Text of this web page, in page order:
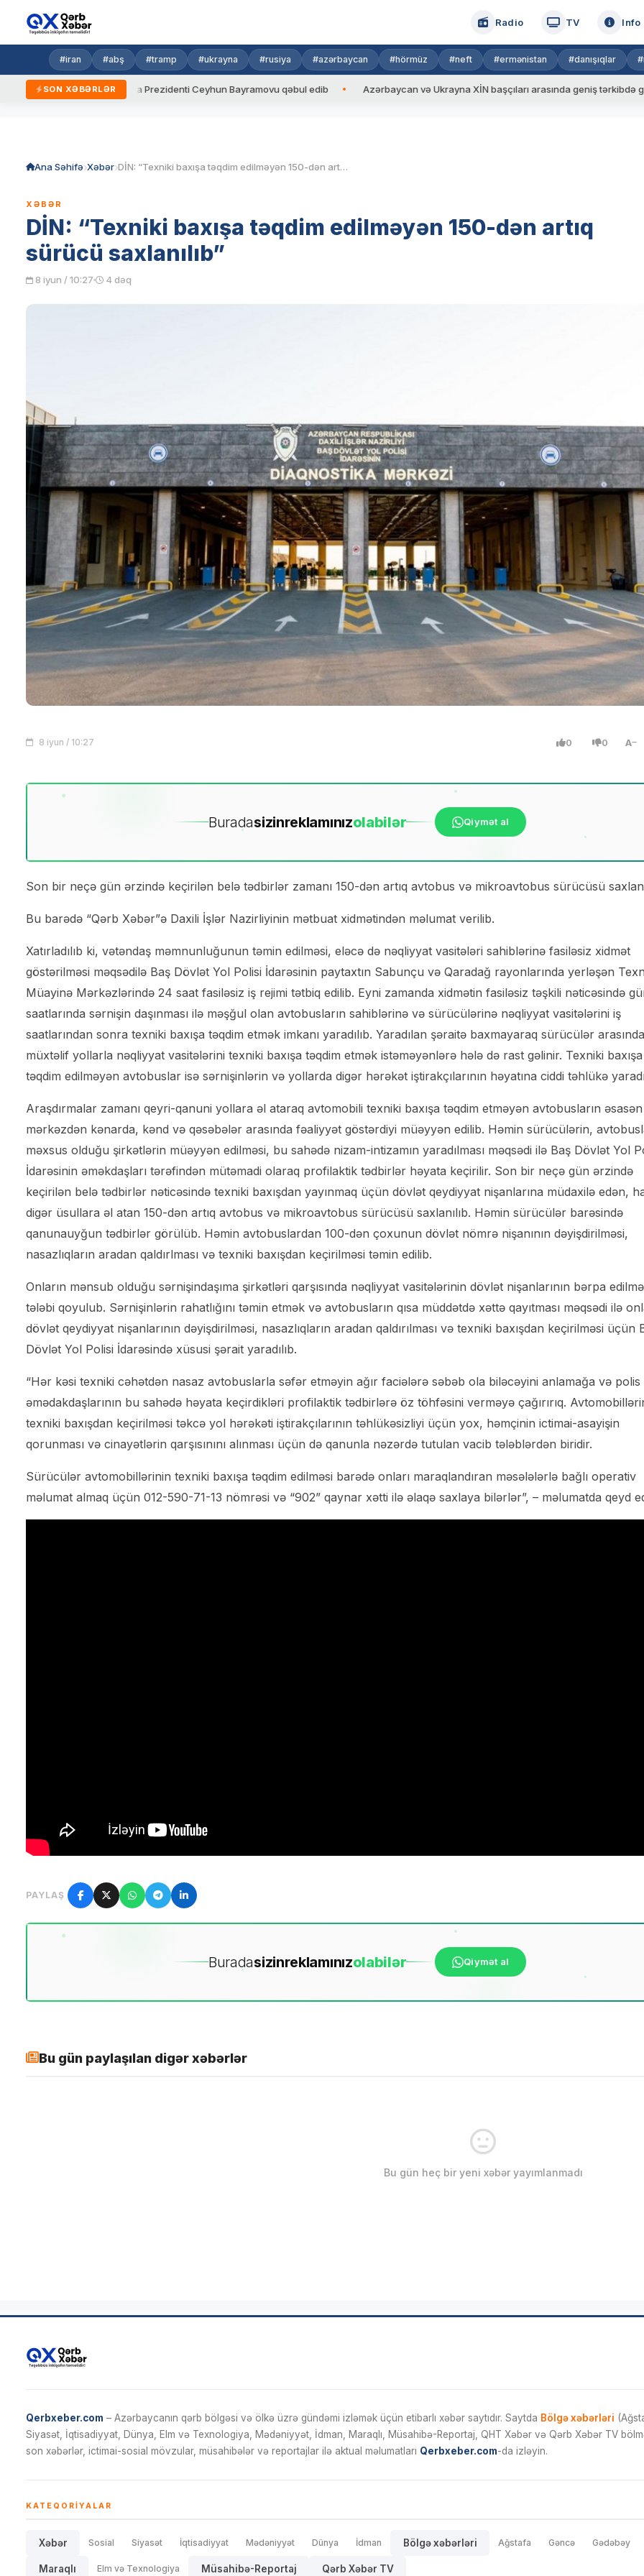
Radio TV Info
#iran #abş #tramp #ukrayna #rusiya #azərbaycan #hörmüz #neft #ermənistan #danışıqlar
SON XƏBƏRLƏR
Ukrayna Prezidenti Ceyhun Bayramovu qəbul edib Azərbaycan və Ukrayna XİN başçıları arasında geniş tərkibdə görüş
Ana Səhifə Xəbər DİN: “Texniki baxışa təqdim edilməyən 150-dən artıq sürücü saxlanılıb”
XƏBƏR
DİN: “Texniki baxışa təqdim edilməyən 150-dən artıq
sürücü saxlanılıb”
8 iyun / 10:27 4 dəq
8 iyun / 10:27 0 0 A
Buradasizinreklamınızolabilər Qiymət al
Son bir neçə gün ərzində keçirilən belə tədbirlər zamanı 150-dən artıq avtobus və mikroavtobus sürücüsü
Bu barədə “Qərb Xəbər”ə Daxili İşlər Nazirliyinin mətbuat xidmətindən məlumat verilib.
Xatırladılıb ki, vətəndaş məmnunluğunun təmin edilməsi, eləcə də nəqliyyat vasitələri sahiblərinə fasiləsiz xidmət
göstərilməsi məqsədilə Baş Dövlət Yol Polisi İdarəsinin paytaxtın Sabunçu və Qaradağ rayonlarında yerləşən
Müayinə Mərkəzlərində 24 saat fasiləsiz iş rejimi tətbiq edilib. Eyni zamanda xidmətin fasiləsiz təşkili nəticəsində
saatlarında sərnişin daşınması ilə məşğul olan avtobusların sahiblərinə və sürücülərinə nəqliyyat vasitələrini iş
saatlarından sonra texniki baxışa təqdim etmək imkanı yaradılıb. Yaradılan şəraitə baxmayaraq sürücülər arasında
müxtəlif yollarla nəqliyyat vasitələrini texniki baxışa təqdim etmək istəməyənlərə hələ də rast gəlinir. Texniki baxışa
təqdim edilməyən avtobuslar isə sərnişinlərin və yollarda digər hərəkət iştirakçılarının həyatına ciddi təhlükə
Araşdırmalar zamanı qeyri-qanuni yollara əl ataraq avtomobili texniki baxışa təqdim etməyən avtobusların əsasən
mərkəzdən kənarda, kənd və qəsəbələr arasında fəaliyyət göstərdiyi müəyyən edilib. Həmin sürücülərin,
məxsus olduğu şirkətlərin müəyyən edilməsi, bu sahədə nizam-intizamın yaradılması məqsədi ilə Baş Dövlət Yol
İdarəsinin əməkdaşları tərəfindən mütəmadi olaraq profilaktik tədbirlər həyata keçirilir. Son bir neçə gün ərzində
keçirilən belə tədbirlər nəticəsində texniki baxışdan yayınmaq üçün dövlət qeydiyyat nişanlarına müdaxilə edən,
digər üsullara əl atan 150-dən artıq avtobus və mikroavtobus sürücüsü saxlanılıb. Həmin sürücülər barəsində
qanunauyğun tədbirlər görülüb. Həmin avtobuslardan 100-dən çoxunun dövlət nömrə nişanının dəyişdirilməsi,
nasazlıqların aradan qaldırlması və texniki baxışdan keçirilməsi təmin edilib.
Onların mənsub olduğu sərnişindaşıma şirkətləri qarşısında nəqliyyat vasitələrinin dövlət nişanlarının bərpa
tələbi qoyulub. Sərnişinlərin rahatlığını təmin etmək və avtobusların qısa müddətdə xəttə qayıtması məqsədi ilə
dövlət qeydiyyat nişanlarının dəyişdirilməsi, nasazlıqların aradan qaldırılması və texniki baxışdan keçirilməsi üçün
Dövlət Yol Polisi İdarəsində xüsusi şərait yaradılıb.
“Hər kəsi texniki cəhətdən nasaz avtobuslarla səfər etməyin ağır faciələrə səbəb ola biləcəyini anlamağa və polis
əmədakdaşlarının bu sahədə həyata keçirdikləri profilaktik tədbirlərə öz töhfəsini verməyə çağırırıq.
texniki baxışdan keçirilməsi təkcə yol hərəkəti iştirakçılarının təhlükəsizliyi üçün yox, həmçinin ictimai-asayişin
qorunması və cinayətlərin qarşısınını alınması üçün də qanunla nəzərdə tutulan vacib tələblərdən biridir.
Sürücülər avtomobillərinin texniki baxışa təqdim edilməsi barədə onları maraqlandıran məsələlərlə bağlı operativ
məlumat almaq üçün 012-590-71-13 nömrəsi və “902” qaynar xətti ilə əlaqə saxlaya bilərlər”, – məlumatda qeyd
PAYLAŞ
Buradasizinreklamınızolabilər Qiymət al
Bu gün paylaşılan digər xəbərlər
Bu gün heç bir yeni xəbər yayımlanmadı
Qerbxeber.com – Azərbaycanın qərb bölgəsi və ölkə üzrə gündəmi izləmək üçün etibarlı xəbər saytıdır. Saytda Bölgə xəbərləri
Siyasət, İqtisadiyyat, Dünya, Elm və Texnologiya, Mədəniyyət, İdman, Maraqlı, Müsahibə-Reportaj, QHT Xəbər və Qərb Xəbər TV
son xəbərlər, ictimai-sosial mövzular, müsahibələr və reportajlar ilə aktual məlumatları Qerbxeber.com-da izləyin.
KATEQORIYALAR
Xəbər Sosial Siyasət İqtisadiyyat Mədəniyyət Dünya İdman Bölgə xəbərləri Ağstafa Gəncə Gədəbəy
Maraqlı Elm və Texnologiya Müsahibə-Reportaj Qərb Xəbər TV